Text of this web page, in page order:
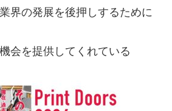
界の発展を後押しするために
会を提供してくれている